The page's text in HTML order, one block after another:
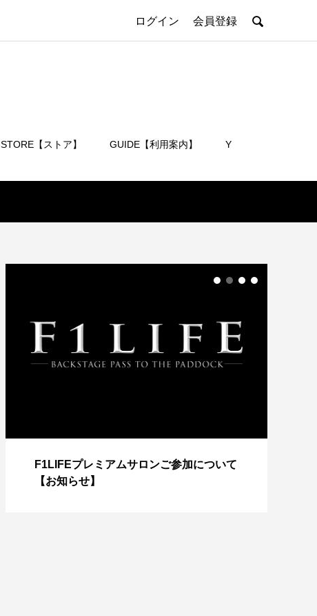
ログイン 会員登録 
STORE【ストア】 GUIDE【利用案内】 Y
F1LIFEプレミアムサロンご参加について
【お知らせ】